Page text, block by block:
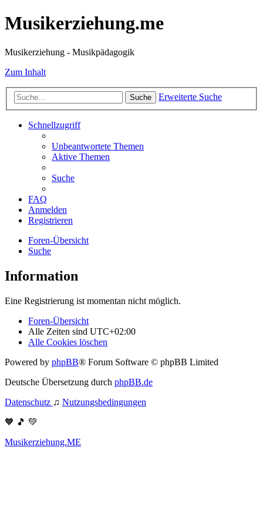
Musikerziehung.me
Musikerziehung - Musikpädagogik
Zum Inhalt
Suche Erweiterte Suche
Schnellzugriff
Unbeantwortete Themen
Aktive Themen
Suche
FAQ
Anmelden
Registrieren
Foren-Übersicht
Suche
Information
Eine Registrierung ist momentan nicht möglich.
Foren-Übersicht
Alle Zeiten sind UTC+02:00
Alle Cookies löschen
Powered by phpBB® Forum Software © phpBB Limited
Deutsche Übersetzung durch phpBB.de
Datenschutz ♫ Nutzungsbedingungen
🧡 🎵 💚
Musikerziehung.ME